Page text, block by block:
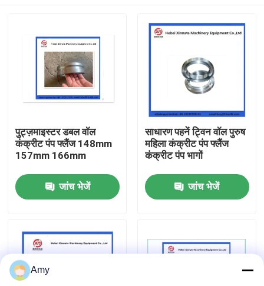
उत्पाद
वीडियो
पुट्ज़माइस्टर डबल वॉल
कंक्रीट पंप फ्लैंज 148mm
157mm 166mm
जांच भेजें
साधारण पहनें ट्विन वॉल पुरुष
महिला कंक्रीट पंप फ्लैंज
कंक्रीट पंप भागों
जांच भेजें
Amy